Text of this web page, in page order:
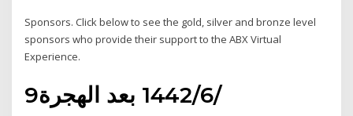
Sponsors. Click below to see the gold, silver and bronze level
sponsors who provide their support to the ABX Virtual
Experience.
9‏‏/6‏‏/1442 بعد الهجرة